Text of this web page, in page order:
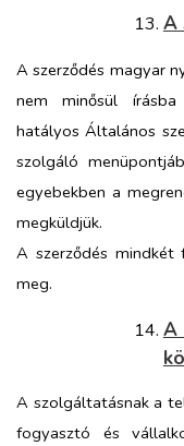
A
A szerződés magyar
nem minősül
hatályos Általános
szolgáló
egyebekben a
megküldjük.
A szerződés mindkét
meg.
A szolgáltatásnak a
fogyasztó és